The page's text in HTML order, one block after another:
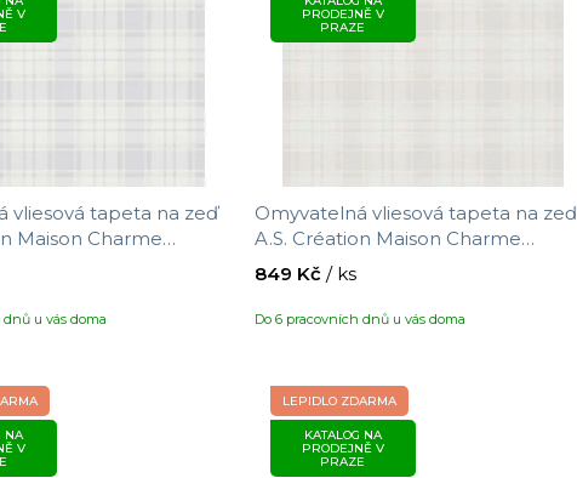
V
vliesová tapeta na zeď
Maison Charme
kárované látky,
x 0,53 m
u vás doma
PRODEJNĚ V
PRAZE
Omyvatelná vliesová tapeta na zeď
A.S. Création Maison Charme
390723 s motivem káro, velikost
10,05 x 0,53 m
Do 6 pracovních dnů u vás doma
849 Kč / ks
NA
V
LEPIDLO ZDARMA
KATALOG NA
PRODEJNĚ V
PRAZE